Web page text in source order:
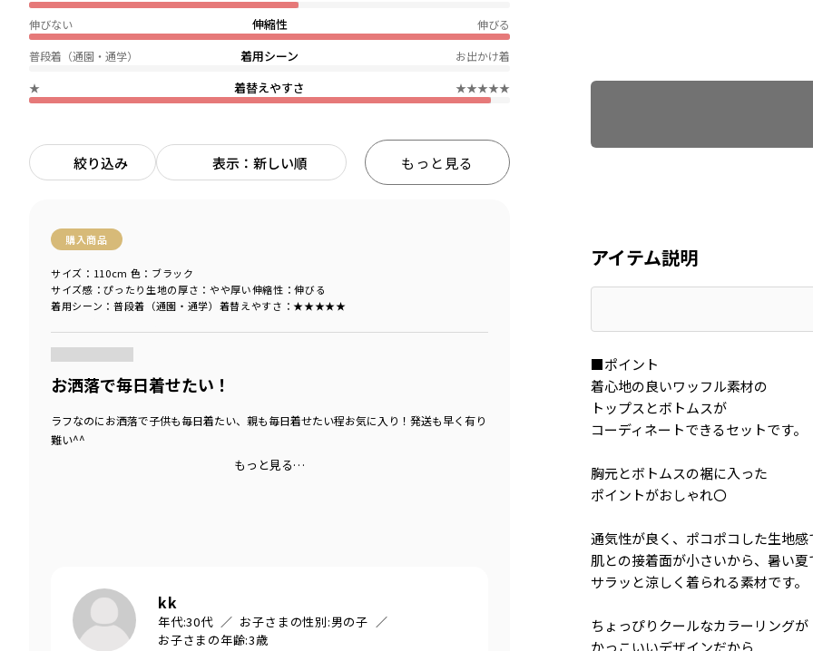
伸縮性
伸びない 伸びる
着用シーン
普段着（通園・通学） お出かけ着
着替えやすさ
★ ★★★★★
絞り込み 表示：新しい順 もっと見る
購入商品
サイズ感 ：ぴったり 生地の厚さ ：やや厚い伸縮性 ：伸びる
着用シーン ：普段着（通園・通学） 着替えやすさ ：★★★★★
サイズ：110cm 色：ブラック
お洒落で毎日着せたい！
ラフなのにお洒落で子供も毎日着たい、親も毎日着せたい程お気に入り！発送も早く有り
難い^^
もっと見る…
kk
年代:30代 お子さまの性別:男の子
お子さまの年齢:3歳
アイテム説明
■ポイント
着心地の良いワッフル素材の
トップスとボトムスが
コーディネートできるセットです。
胸元とボトムスの裾に入った
ポイントがおしゃれ〇
通気性が良く、ポコポコした生地感
肌との接着面が小さいから、暑い夏
サラッと涼しく着られる素材です。
ちょっぴりクールなカラーリングが
かっこいいデザインだから